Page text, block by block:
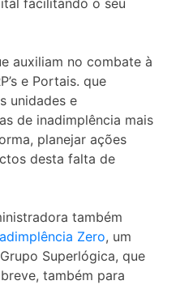
facilitando o seu
auxiliam no combate à
e Portais. que
unidades e
de inadimplência mais
planejar ações
desta falta de
também
Zero, um
Superlógica, que
também para